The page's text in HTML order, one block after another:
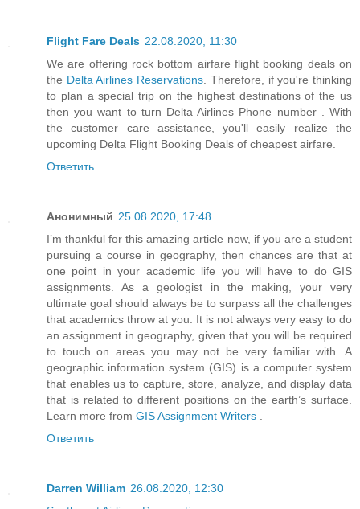
Flight Fare Deals 22.08.2020, 11:30
We are offering rock bottom airfare flight booking deals on
the Delta Airlines Reservations . Therefore, if you're thinking
to plan a special trip on the highest destinations of the us
then you want to turn Delta Airlines Phone number . With
the customer care assistance, you'll easily realize the
upcoming Delta Flight Booking Deals of cheapest airfare.
Ответить
Анонимный 25.08.2020, 17:48
I’m thankful for this amazing article now, if you are a student
pursuing a course in geography, then chances are that at
one point in your academic life you will have to do GIS
assignments. As a geologist in the making, your very
ultimate goal should always be to surpass all the challenges
that academics throw at you. It is not always very easy to do
an assignment in geography, given that you will be required
to touch on areas you may not be very familiar with. A
geographic information system (GIS) is a computer system
that enables us to capture, store, analyze, and display data
that is related to different positions on the earth’s surface.
Learn more from GIS Assignment Writers
Ответить
Darren William 26.08.2020, 12:30